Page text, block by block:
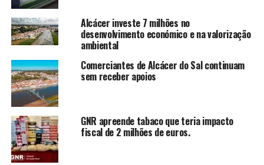
Alcácer investe 7 milhões no
desenvolvimento económico e na valorização
ambiental
Comerciantes de Alcácer do Sal continuam
sem receber apoios
GNR apreende tabaco que teria impacto
fiscal de 2 milhões de euros.